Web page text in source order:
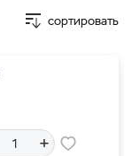
сортировать
+